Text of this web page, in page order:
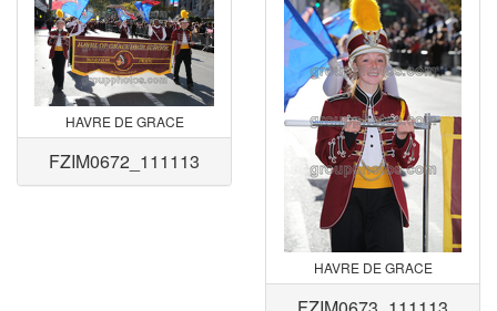
HAVRE DE GRACE
FZIM0672_111113
HAVRE DE GRACE